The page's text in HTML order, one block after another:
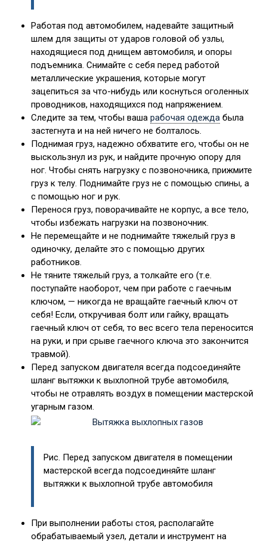
Работая под автомобилем, надевайте защитный
шлем для защиты от ударов головой об узлы,
находящиеся под днищем автомобиля, и опоры
подъемника. Снимайте с себя перед работой
металлические украшения, которые могут
зацепиться за что-нибудь или коснуться оголенных
проводников, находящихся под напряжением.
Следите за тем, чтобы ваша рабочая одежда была
застегнута и на ней ничего не болталось.
Поднимая груз, надежно обхватите его, чтобы он не
выскользнул из рук, и найдите прочную опору для
ног. Чтобы снять нагрузку с позвоночника, прижмите
груз к телу. Поднимайте груз не с помощью спины, а
с помощью ног и рук.
Перенося груз, поворачивайте не корпус, а все тело,
чтобы избежать нагрузки на позвоночник.
Не перемещайте и не поднимайте тяжелый груз в
одиночку, делайте это с помощью других
работников.
Не тяните тяжелый груз, а толкайте его (т.е.
поступайте наоборот, чем при работе с гаечным
ключом, — никогда не вращайте гаечный ключ от
себя! Если, откручивая болт или гайку, вращать
гаечный ключ от себя, то вес всего тела переносится
на руки, и при срыве гаечного ключа это закончится
травмой).
Перед запуском двигателя всегда подсоединяйте
шланг вытяжки к выхлопной трубе автомобиля,
чтобы не отравлять воздух в помещении мастерской
угарным газом.
Рис. Перед запуском двигателя в помещении
мастерской всегда подсоединяйте шланг
вытяжки к выхлопной трубе автомобиля
При выполнении работы стоя, располагайте
обрабатываемый узел, детали и инструмент на